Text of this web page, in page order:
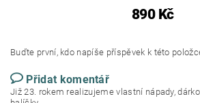
890 Kč
Buďte první, kdo napíše příspěvek k této
Přidat komentář
Již 23. rokem realizujeme vlastní nápady,